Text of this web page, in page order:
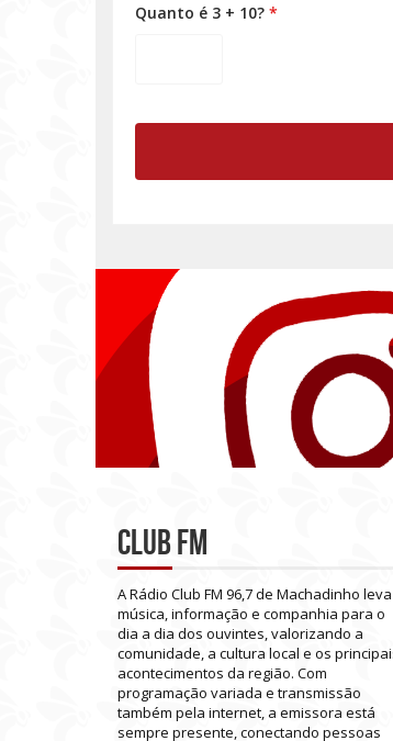
Quanto é 3 + 10? *
Club FM
ARádio Club FM 96,7de Machadinho leva
música,informação e companhia para o
dia a dia dos ouvintes,valorizando a
comunidade, a cultura local e os
acontecimentos da região. Com
programação variada e transmissão
também pela internet, a emissora está
sempre presente,conectando pessoas